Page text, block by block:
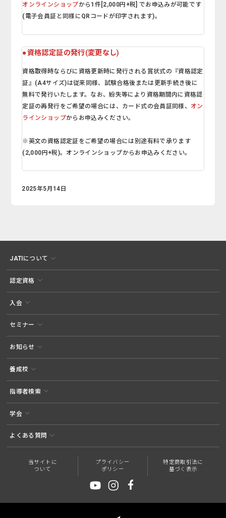
オンラインショップから1件[2,000円+税] でお申込みが可能です
(電子会員証と同様にQRコードが印字されます)。
●資格認定証の発行(変更なし)
資格取得時ならびに資格更新時に発行される賞状式の『資格認定
証』(A4サイズ)は従来同様、試験合格後または更新手続き後に
無料で発行いたします。なお、紛失等により資格期間内に資格認
定証の再発行をご希望の場合には、カード式の会員証同様、 オン
ラインショップからお申込みください。
※英文の資格認定証をご希望の場合には別途有料で承ります
(2,000円+税)。オンラインショップからお申込みください。
2025年5月14日
JATIについて
認定資格
入会
セミナー
お知らせ
養成校
指導者検索
学会
よくある質問
当サイトに
ついて
プライバシー
ポリシー
特定商取引法に
基づく表示